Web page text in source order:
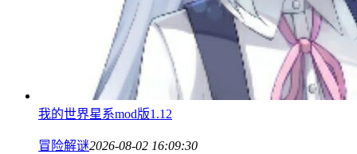
我的世界星系mod版1.12
冒险解谜2026-08-02 16:09:30